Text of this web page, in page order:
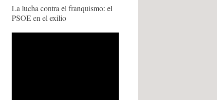
La lucha contra el franquismo: el
PSOE en el exilio